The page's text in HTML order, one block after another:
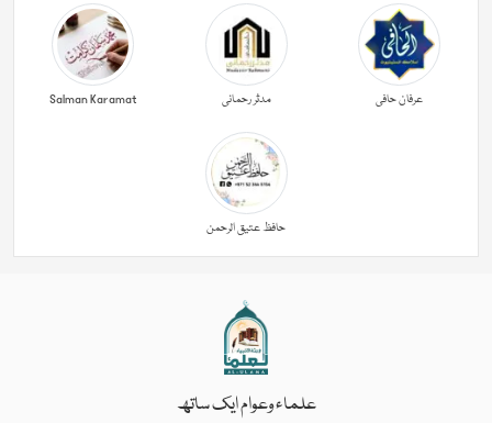
عرفان حافی مدثر رحمانی Salman Karamat
حافظ عتیق الرحمن
علماء وعوام ایک ساتھ